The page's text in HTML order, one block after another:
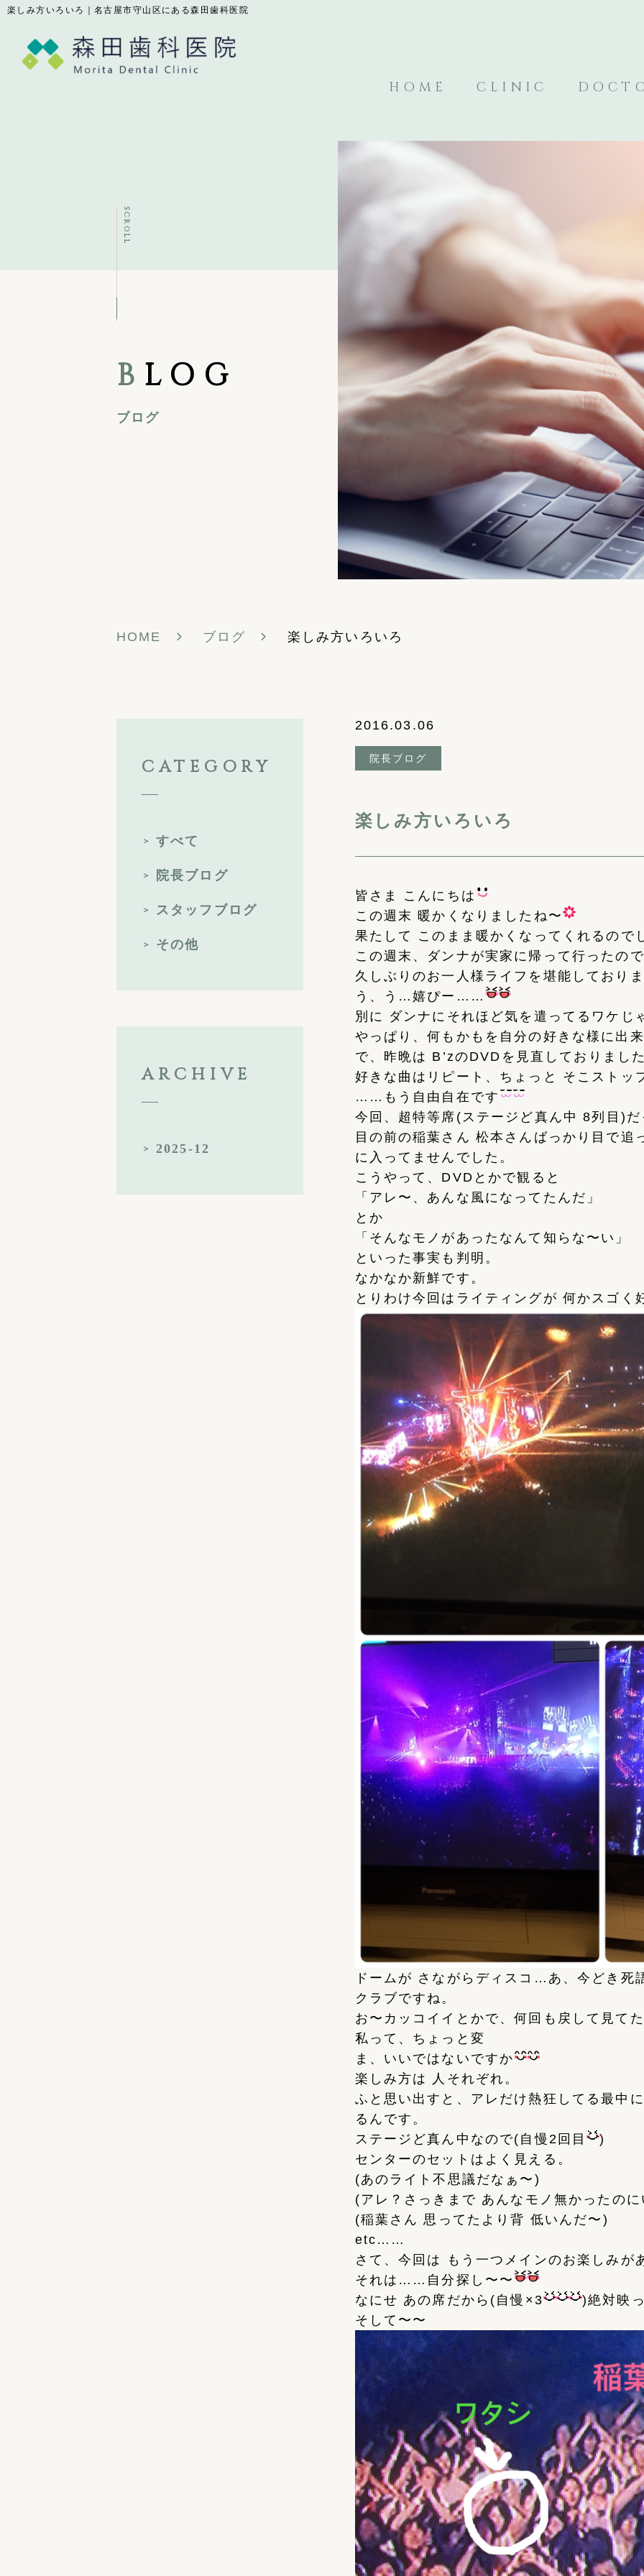
楽しみ方いろいろ｜名古屋市守山区にある森田歯科医院
HOME CLINIC
B LOG
ブログ
SCROLL
HOME ブログ 楽しみ方いろいろ
2016.03.06
院長ブログ
楽しみ方いろいろ
皆さま こんにちは
この週末 暖かくなりましたね〜
果たして このまま暖かくなってくれるので
この週末、ダンナが実家に帰って行ったので
久しぶりのお一人様ライフを堪能しており
う、う…嬉ぴー……
別に ダンナにそれほど気を遣ってるワケじ
やっぱり、何もかもを自分の好きな様に出
で、昨晩は B’zのDVDを見直しておりました
好きな曲はリピート、ちょっと そこストッ
……もう自由自在です
今回、超特等席(ステージど真ん中 8列目)だ
目の前の稲葉さん 松本さんばっかり目で追
に入ってませんでした。
こうやって、DVDとかで観ると
「アレ〜、あんな風になってたんだ」
とか
「そんなモノがあったなんて知らな〜い」
といった事実も判明。
なかなか新鮮です。
とりわけ今回はライティングが 何かスゴく
ドームが さながらディスコ…あ、今どき死
クラブですね。
お〜カッコイイとかで、何回も戻して見てた
私って、ちょっと変
ま、いいではないですか
楽しみ方は 人それぞれ。
ふと思い出すと、アレだけ熱狂してる最中
るんです。
ステージど真ん中なので(自慢2回目
)
センターのセットはよく見える。
(あのライト不思議だなぁ〜)
(アレ？さっきまで あんなモノ無かったの
(稲葉さん 思ってたより背 低いんだ〜)
etc……
さて、今回は もう一つメインのお楽しみが
それは……自分探し〜〜
なにせ あの席だから(自慢×3
)絶対映
そして〜〜
CATEGORY
すべて
院長ブログ
スタッフブログ
その他
ARCHIVE
2025-12